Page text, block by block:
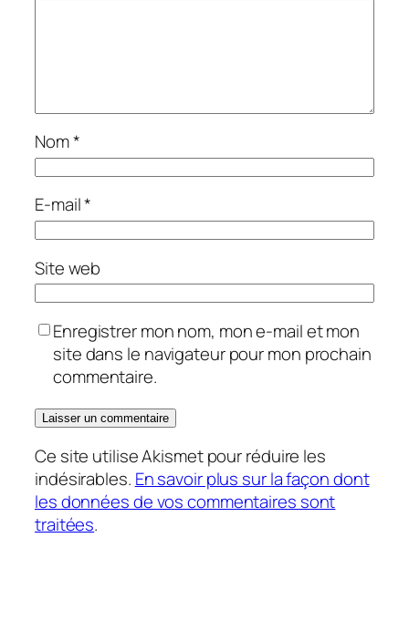
Nom*
E-mail*
Site web
Enregistrer mon nom, mon e-mail et mon
site dans le navigateur pour mon prochain
commentaire.
Ce site utilise Akismet pour réduire les
indésirables. En savoir plus sur la façon dont
les données de vos commentaires sont
traitées.